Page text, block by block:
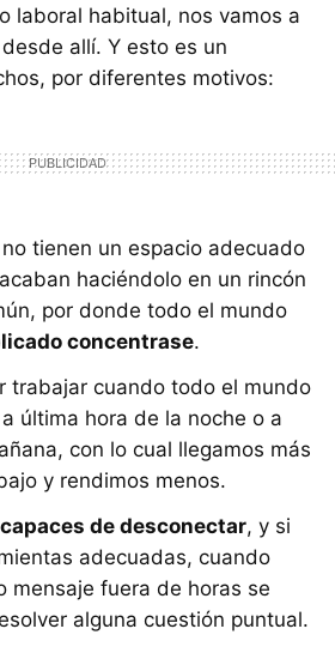
laboral habitual, nos vamos a
allí. Y esto es un
por diferentes motivos:
tienen un espacio adecuado
haciéndolo en un rincón
por donde todo el mundo
concentrase.
trabajar cuando todo el mundo
última hora de la noche o a
con lo cual llegamos más
y rendimos menos.
de desconectar, y si
adecuadas, cuando
mensaje fuera de horas se
alguna cuestión puntual.